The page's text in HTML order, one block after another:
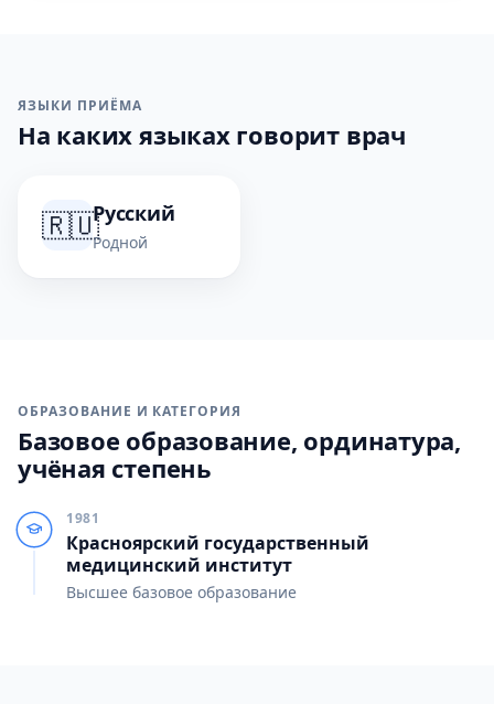
ЯЗЫКИ ПРИЁМА
На каких языках говорит врач
🇷🇺Русский
Родной
ОБРАЗОВАНИЕ И КАТЕГОРИЯ
Базовое образование, ординатура,
учёная степень
1981
Красноярский государственный
медицинский институт
Высшее базовое образование